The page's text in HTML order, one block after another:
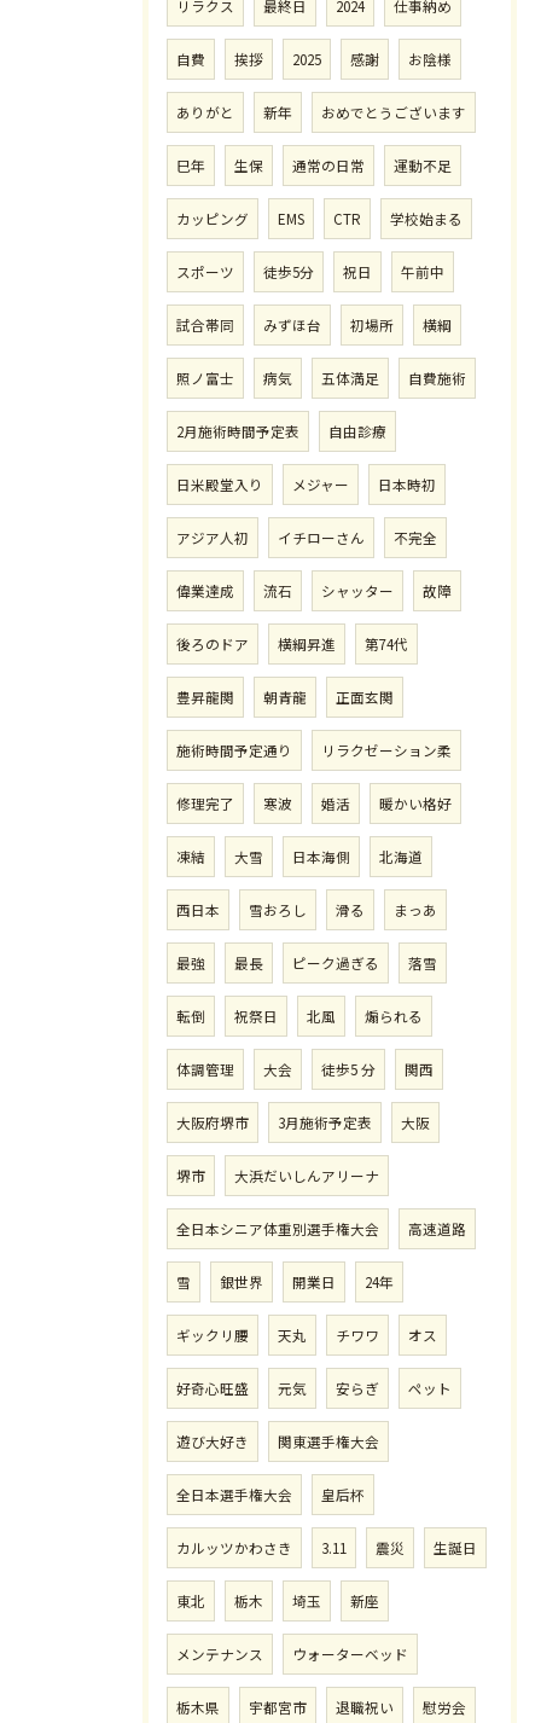
リラクス 最終日 2024 仕事納め
自費 挨拶 2025 感謝 お陰様
ありがと 新年 おめでとうございます
巳年 生保 通常の日常 運動不足
カッピング EMS CTR 学校始まる
スポーツ 徒歩5分 祝日 午前中
試合帯同 みずほ台 初場所 横綱
照ノ富士 病気 五体満足 自費施術
2月施術時間予定表 自由診療
日米殿堂入り メジャー 日本時初
アジア人初 イチローさん 不完全
偉業達成 流石 シャッター 故障
後ろのドア 横綱昇進 第74代
豊昇龍関 朝青龍 正面玄関
施術時間予定通り リラクゼーション柔
修理完了 寒波 婚活 暖かい格好
凍結 大雪 日本海側 北海道
西日本 雪おろし 滑る まっあ
最強 最長 ピーク過ぎる 落雪
転倒 祝祭日 北風 煽られる
体調管理 大会 徒歩5 分 関西
大阪府堺市 3月施術予定表 大阪
堺市 大浜だいしんアリーナ
全日本シニア体重別選手権大会 高速道路
雪 銀世界 開業日 24年
ギックリ腰 天丸 チワワ オス
好奇心旺盛 元気 安らぎ ペット
遊び大好き 関東選手権大会
全日本選手権大会 皇后杯
カルッツかわさき 3.11 震災 生誕日
東北 栃木 埼玉 新座
メンテナンス ウォーターベッド
栃木県 宇都宮市 退職祝い 慰労会